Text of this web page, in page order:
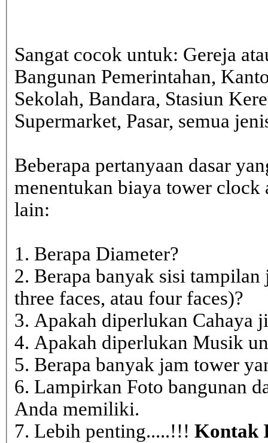
Sangat cocok untuk: Gereja
Bangunan Pemerintahan,
Sekolah, Bandara, Stasiun
Supermarket, Pasar, semua
Beberapa pertanyaan dasar
menentukan biaya tower clock
lain:
1. Berapa Diameter?
2. Berapa banyak sisi
three faces, atau four faces)?
3. Apakah diperlukan Cahaya
4. Apakah diperlukan Musik
5. Berapa banyak jam tower
6. Lampirkan Foto bangunan
Anda memiliki.
7. Lebih penting.....!!! Kontak